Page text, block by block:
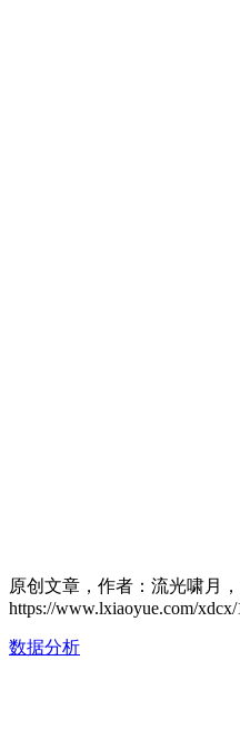
原创文章，作者：流光啸月
https://www.lxiaoyue.com/xdcx/
数据分析